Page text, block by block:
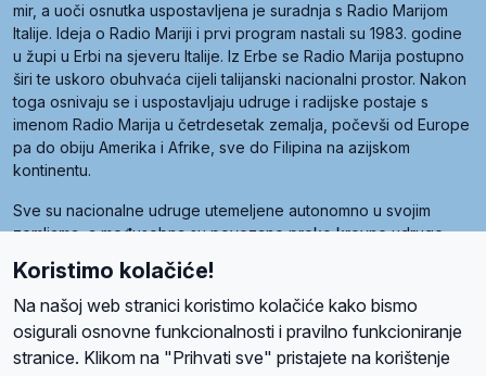
mir, a uoči osnutka uspostavljena je suradnja s Radio Marijom
Italije. Ideja o Radio Mariji i prvi program nastali su 1983. godine
u župi u Erbi na sjeveru Italije. Iz Erbe se Radio Marija postupno
širi te uskoro obuhvaća cijeli talijanski nacionalni prostor. Nakon
toga osnivaju se i uspostavljaju udruge i radijske postaje s
imenom Radio Marija u četrdesetak zemalja, počevši od Europe
pa do obiju Amerika i Afrike, sve do Filipina na azijskom
kontinentu.
Sve su nacionalne udruge utemeljene autonomno u svojim
zemljama, a međusobna su povezane preko krovne udruge
Radio Maria). Svjetsku obitelj utemeljilo je sedam članica, među
kojima je i hrvatska Udruga Radio Marija.
Koristimo kolačiće!
Na našoj web stranici koristimo kolačiće kako bismo
osigurali osnovne funkcionalnosti i pravilno funkcioniranje
stranice. Klikom na "Prihvati sve" pristajete na korištenje